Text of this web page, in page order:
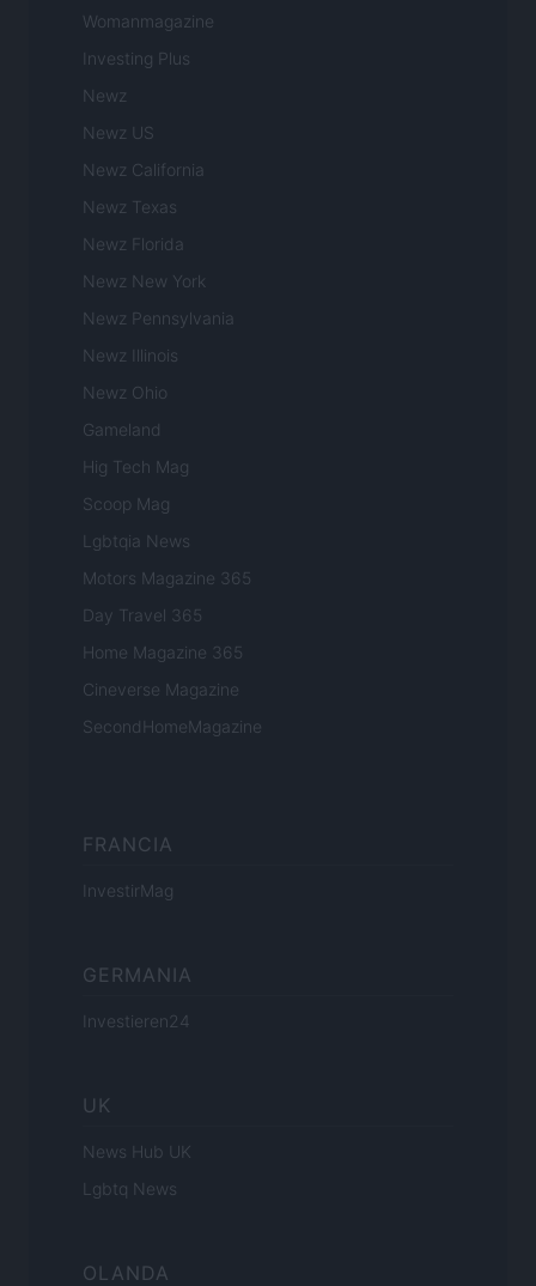
Womanmagazine
Investing Plus
Newz
Newz US
Newz California
Newz Texas
Newz Florida
Newz New York
Newz Pennsylvania
Newz Illinois
Newz Ohio
Gameland
Hig Tech Mag
Scoop Mag
Lgbtqia News
Motors Magazine 365
Day Travel 365
Home Magazine 365
Cineverse Magazine
SecondHomeMagazine
FRANCIA
InvestirMag
GERMANIA
Investieren24
UK
News Hub UK
Lgbtq News
OLANDA